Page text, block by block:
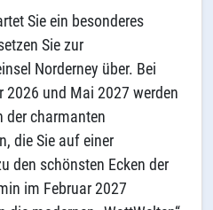
Sie ein besonderes
Sie zur
Norderney über. Bei
2026 und Mai 2027 werden
der charmanten
die Sie auf einer
den schönsten Ecken der
im Februar 2027